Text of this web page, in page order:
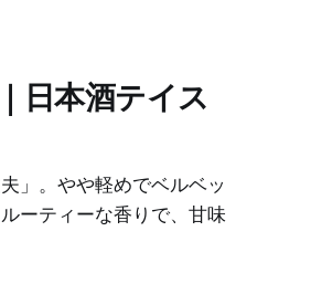
日本酒テイス
」。やや軽めでベルベッ
ーティーな香りで、甘味